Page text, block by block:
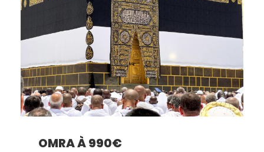
OMRA À 990€